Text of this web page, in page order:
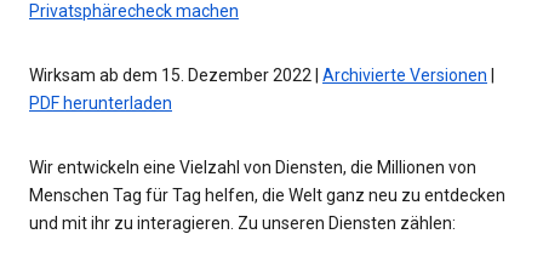
Privatsphärecheck machen
Wirksam ab dem 15. Dezember 2022 | Archivierte Versionen
PDF herunterladen
Wir entwickeln eine Vielzahl von Diensten, die Millionen von
Menschen Tag für Tag helfen, die Welt ganz neu zu entdecken
und mit ihr zu interagieren. Zu unseren Diensten zählen: